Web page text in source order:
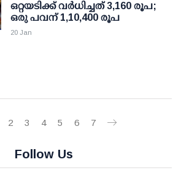
ഒറ്റയടിക്ക് വര്‍ധിച്ചത് 3,160 രൂപ;
ഒരു പവന് 1,10,400 രൂപ
20 Jan
2 3 4 5 6 7
Follow Us